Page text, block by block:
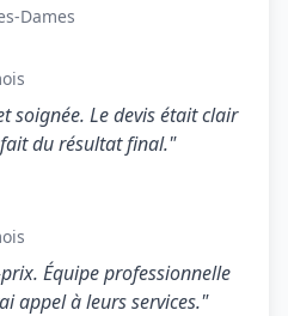
Dames
soignée. Le devis était clair
du résultat final."
Équipe professionnelle
appel à leurs services."